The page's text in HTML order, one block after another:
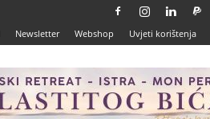
Newsletter Webshop Uvjeti korištenja